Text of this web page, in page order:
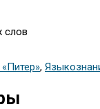
слов
,